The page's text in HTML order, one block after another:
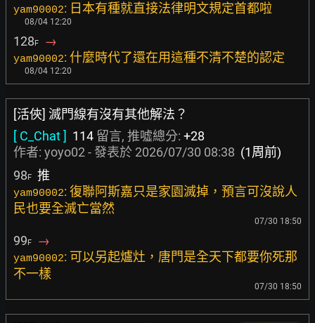
yam90002: 日本有種就直接法律明文規定首都啦
08/04 12:20
128F →
yam90002: 什麼時代了還在用這種不清不楚的認定
08/04 12:20
[活俠] 滅門線有沒有其他解法？
[ C_Chat ] 114 留言, 推噓總分: +28
作者: yoyo02 - 發表於 2026/07/30 08:38 (1周前)
98F 推
yam90002: 復聯阿斯嘉只是家園滅掉，預言可沒說人
民也要全滅亡當然
07/30 18:50
99F →
yam90002: 可以另起爐灶，唐門是全天下都要你死那
不一樣
07/30 18:50